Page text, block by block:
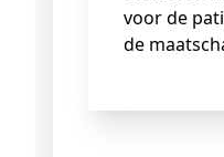
voor de
de